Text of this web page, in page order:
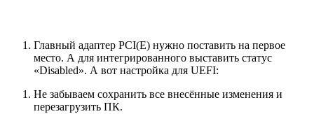
Главный адаптер PCI(E) нужно поставить на первое
место. А для интегрированного выставить статус
«Disabled». А вот настройка для UEFI:
Не забываем сохранить все внесённые изменения и
перезагрузить ПК.